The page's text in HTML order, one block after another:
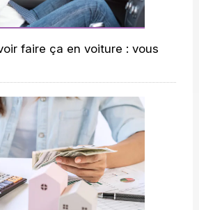
faire ça en voiture : vous